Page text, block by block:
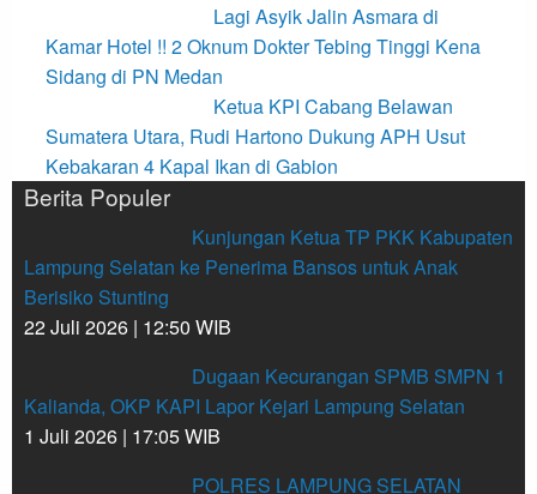
Lagi Asyik Jalin Asmara di
Kamar Hotel !! 2 Oknum Dokter Tebing Tinggi Kena
Sidang di PN Medan
Ketua KPI Cabang Belawan
Sumatera Utara, Rudi Hartono Dukung APH Usut
Kebakaran 4 Kapal Ikan di Gabion
Berita Populer
Kunjungan Ketua TP PKK Kabupaten
Lampung Selatan ke Penerima Bansos untuk Anak
Berisiko Stunting
22 Juli 2026 | 12:50 WIB
Dugaan Kecurangan SPMB SMPN 1
Kalianda, OKP KAPI Lapor Kejari Lampung Selatan
1 Juli 2026 | 17:05 WIB
POLRES LAMPUNG SELATAN